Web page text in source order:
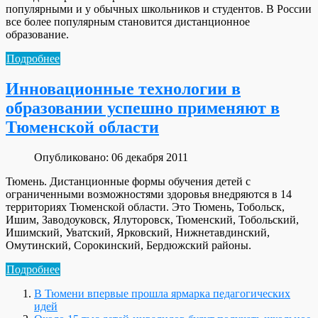
популярными и у обычных школьников и студентов. В России
все более популярным становится дистанционное
образование.
Подробнее
Инновационные технологии в
образовании успешно применяют в
Тюменской области
Опубликовано: 06 декабря 2011
Тюмень. Дистанционные формы обучения детей с
ограниченными возможностями здоровья внедряются в 14
территориях Тюменской области. Это Тюмень, Тобольск,
Ишим, Заводоуковск, Ялуторовск, Тюменский, Тобольский,
Ишимский, Уватский, Ярковский, Нижнетавдинский,
Омутинский, Сорокинский, Бердюжский районы.
Подробнее
В Тюмени впервые прошла ярмарка педагогических
идей